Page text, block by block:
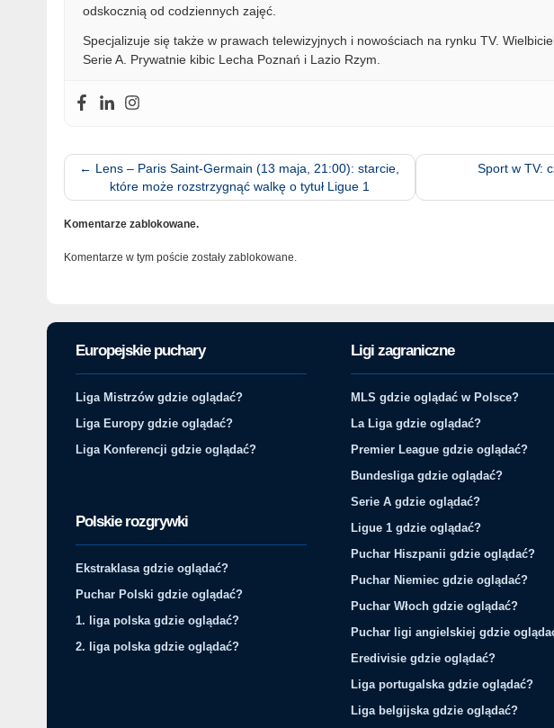
odskocznią od codziennych zajęć.
Specjalizuje się także w prawach telewizyjnych i nowościach na rynku TV.
Serie A. Prywatnie kibic Lecha Poznań i Lazio Rzym.
← Lens – Paris Saint-Germain (13 maja, 21:00): starcie,
które może rozstrzygnąć walkę o tytuł Ligue 1
Sport w TV:
Komentarze zablokowane.
Komentarze w tym poście zostały zablokowane.
Europejskie puchary
Liga Mistrzów gdzie oglądać?
Liga Europy gdzie oglądać?
Liga Konferencji gdzie oglądać?
Polskie rozgrywki
Ekstraklasa gdzie oglądać?
Puchar Polski gdzie oglądać?
1. liga polska gdzie oglądać?
2. liga polska gdzie oglądać?
Ligi zagraniczne
MLS gdzie oglądać w Polsce?
La Liga gdzie oglądać?
Premier League gdzie oglądać?
Bundesliga gdzie oglądać?
Serie A gdzie oglądać?
Ligue 1 gdzie oglądać?
Puchar Hiszpanii gdzie oglądać?
Puchar Niemiec gdzie oglądać?
Puchar Włoch gdzie oglądać?
Puchar ligi angielskiej gdzie
Eredivisie gdzie oglądać?
Liga portugalska gdzie oglądać?
Liga belgijska gdzie oglądać?